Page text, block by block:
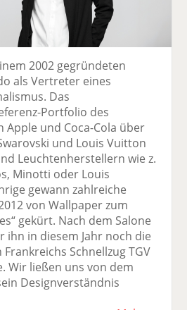
2002 gegründeten
als Vertreter eines
Das
Portfolio des
Apple und Coca-Cola über
und Louis Vuitton
Leuchten­herstellern wie z.
Minotti oder Louis
gewann zahlreiche
von Wallpaper zum
gekürt. Nach dem Salone
ihn in diesem Jahr noch die
Schnellzug TGV
Wir ließen uns von dem
Designverständnis